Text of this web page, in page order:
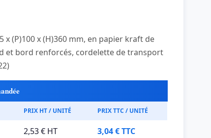
x (P)100 x (H)360 mm, en papier kraft de
et bord renforcés, cordelette de transport
PRIX HT / UNITÉ PRIX TTC / UNITÉ
2,53 € HT 3,04 € TTC